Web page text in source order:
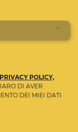
PRIVACY POLICY,
DI AVER
DEI MIEI DATI